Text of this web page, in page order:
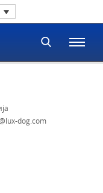
dog.com